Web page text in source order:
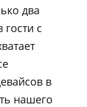
два
с
в
нашего